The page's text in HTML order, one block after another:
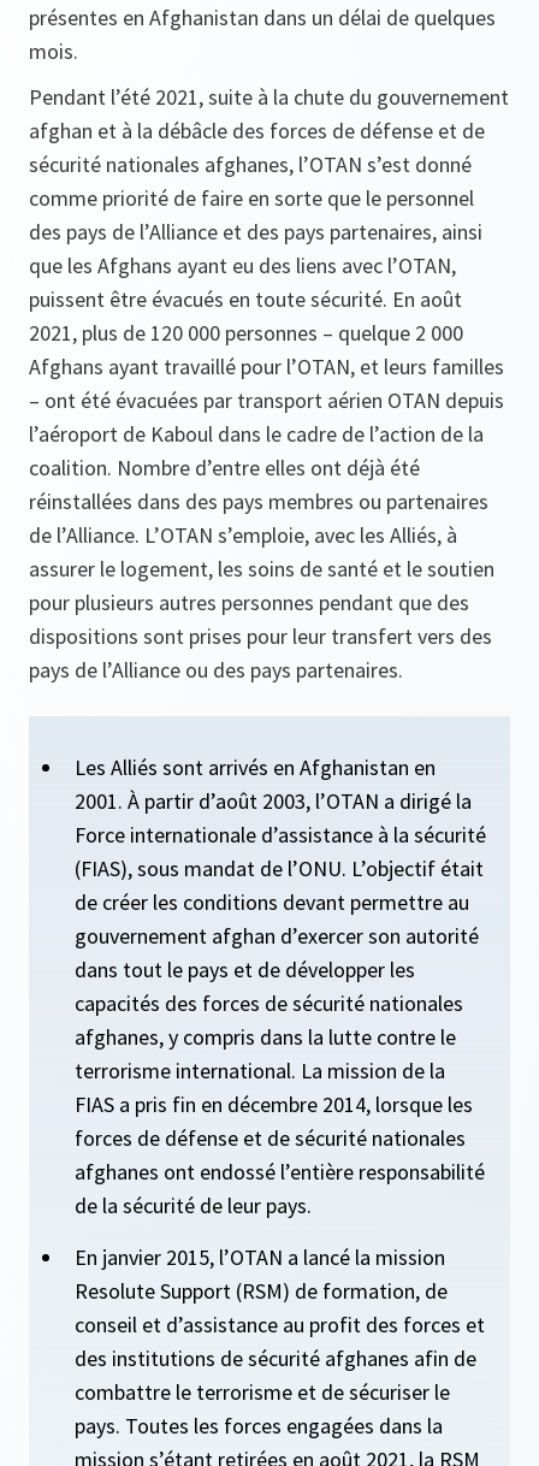
présentes en Afghanistan dans un délai de quelques
mois.
Pendant l’été 2021, suite à la chute du gouvernement
afghan et à la débâcle des forces de défense et de
sécurité nationales afghanes, l’OTAN s’est donné
comme priorité de faire en sorte que le personnel
des pays de l’Alliance et des pays partenaires, ainsi
que les Afghans ayant eu des liens avec l’OTAN,
puissent être évacués en toute sécurité. En août
2021, plus de 120 000 personnes – quelque 2 000
Afghans ayant travaillé pour l’OTAN, et leurs familles
– ont été évacuées par transport aérien OTAN depuis
l’aéroport de Kaboul dans le cadre de l’action de la
coalition. Nombre d’entre elles ont déjà été
réinstallées dans des pays membres ou partenaires
de l’Alliance. L’OTAN s’emploie, avec les Alliés, à
assurer le logement, les soins de santé et le soutien
pour plusieurs autres personnes pendant que des
dispositions sont prises pour leur transfert vers des
pays de l’Alliance ou des pays partenaires.
Les Alliés sont arrivés en Afghanistan en
2001. À partir d’août 2003, l’OTAN a dirigé la
Force internationale d’assistance à la sécurité
(FIAS), sous mandat de l’ONU. L’objectif était
de créer les conditions devant permettre au
gouvernement afghan d’exercer son autorité
dans tout le pays et de développer les
capacités des forces de sécurité nationales
afghanes, y compris dans la lutte contre le
terrorisme international. La mission de la
FIAS a pris fin en décembre 2014, lorsque les
forces de défense et de sécurité nationales
afghanes ont endossé l’entière responsabilité
de la sécurité de leur pays.
En janvier 2015, l’OTAN a lancé la mission
Resolute Support (RSM) de formation, de
conseil et d’assistance au profit des forces et
des institutions de sécurité afghanes afin de
combattre le terrorisme et de sécuriser le
pays. Toutes les forces engagées dans la
mission s’étant retirées en août 2021, la RSM